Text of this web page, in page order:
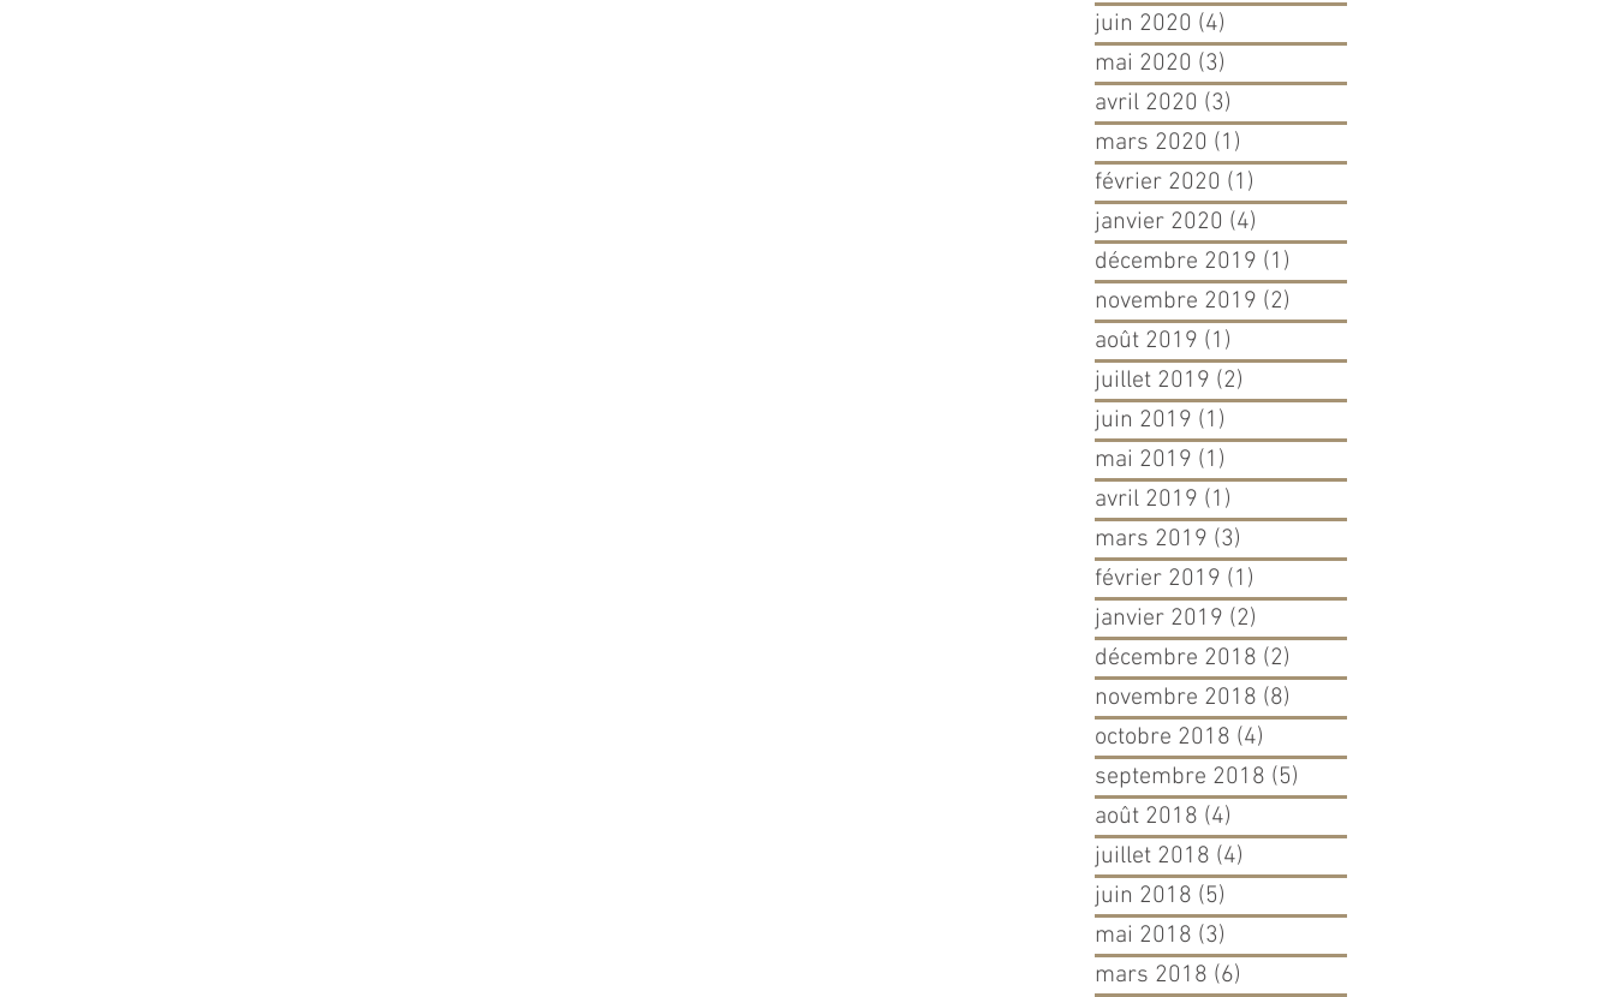
juin 2020 (4)
mai 2020 (3)
avril 2020 (3)
mars 2020 (1)
février 2020 (1)
janvier 2020 (4)
décembre 2019 (1)
novembre 2019 (2)
août 2019 (1)
juillet 2019 (2)
juin 2019 (1)
mai 2019 (1)
avril 2019 (1)
mars 2019 (3)
février 2019 (1)
janvier 2019 (2)
décembre 2018 (2)
novembre 2018 (8)
octobre 2018 (4)
septembre 2018 (5)
août 2018 (4)
juillet 2018 (4)
juin 2018 (5)
mai 2018 (3)
mars 2018 (6)